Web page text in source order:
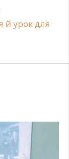
й урок для